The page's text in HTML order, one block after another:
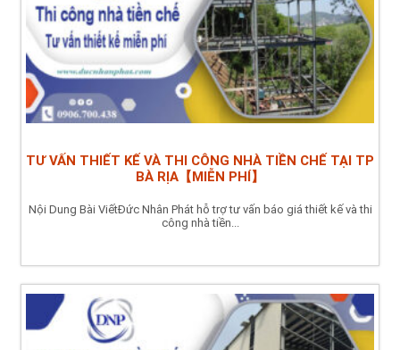
TƯ VẤN THIẾT KẾ VÀ THI CÔNG NHÀ TIỀN CHẾ TẠI TP
BÀ RỊA【MIỄN PHÍ】
Nội Dung Bài ViếtĐức Nhân Phát hỗ trợ tư vấn báo giá thiết kế và thi
công nhà tiền...